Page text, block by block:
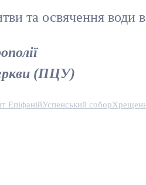
та освячення води
(ПЦУ)
ЕпіфанійУспенський собор